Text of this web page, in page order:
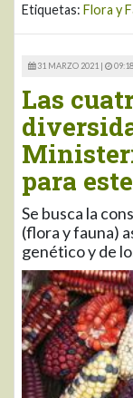
Etiquetas: Flora y
31 MARZO 2021 |
Las
para
Se busca la
(flora y fauna)
genético y de